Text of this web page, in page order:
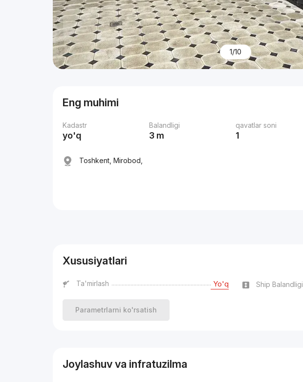
1/10
Eng muhimi
Kadastr
yo'q
Balandligi
3 m
qavatlar soni
1
Toshkent, Mirobod,
Xususiyatlari
Ta'mirlash Yo'q Ship Balandligi
Parametrlarni ko'rsatish
Joylashuv va infratuzilma